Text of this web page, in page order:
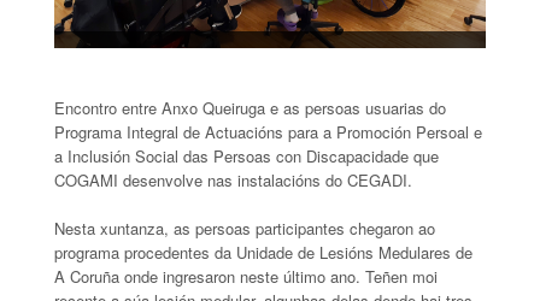
Encontro entre Anxo Queiruga e as persoas usuarias do
Programa Integral de Actuacións para a Promoción Persoal e
a Inclusión Social das Persoas con Discapacidade que
COGAMI desenvolve nas instalacións do CEGADI.
Nesta xuntanza, as persoas participantes chegaron ao
programa procedentes da Unidade de Lesións Medulares de
A Coruña onde ingresaron neste último ano. Teñen moi